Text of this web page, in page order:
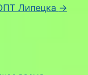
Липецка →